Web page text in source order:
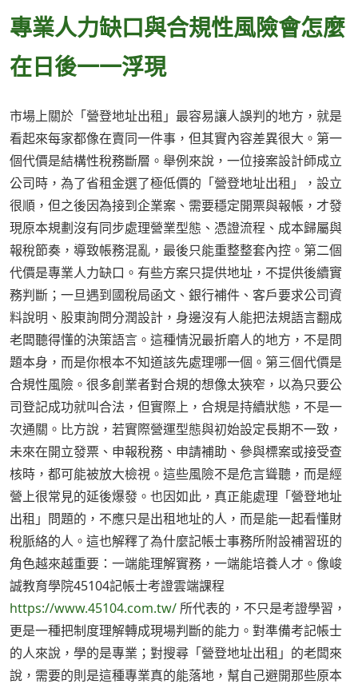
專業人力缺口與合規性風險會怎麼
在日後一一浮現
市場上關於「營登地址出租」最容易讓人誤判的地方，就是
看起來每家都像在賣同一件事，但其實內容差異很大。第一
個代價是結構性稅務斷層。舉例來說，一位接案設計師成立
公司時，為了省租金選了極低價的「營登地址出租」，設立
很順，但之後因為接到企業案、需要穩定開票與報帳，才發
現原本規劃沒有同步處理營業型態、憑證流程、成本歸屬與
報稅節奏，導致帳務混亂，最後只能重整整套內控。第二個
代價是專業人力缺口。有些方案只提供地址，不提供後續實
務判斷；一旦遇到國稅局函文、銀行補件、客戶要求公司資
料說明、股東詢問分潤設計，身邊沒有人能把法規語言翻成
老闆聽得懂的決策語言。這種情況最折磨人的地方，不是問
題本身，而是你根本不知道該先處理哪一個。第三個代價是
合規性風險。很多創業者對合規的想像太狹窄，以為只要公
司登記成功就叫合法，但實際上，合規是持續狀態，不是一
次通關。比方說，若實際營運型態與初始設定長期不一致，
未來在開立發票、申報稅務、申請補助、參與標案或接受查
核時，都可能被放大檢視。這些風險不是危言聳聽，而是經
營上很常見的延後爆發。也因如此，真正能處理「營登地址
出租」問題的，不應只是出租地址的人，而是能一起看懂財
稅脈絡的人。這也解釋了為什麼記帳士事務所附設補習班的
角色越來越重要：一端能理解實務，一端能培養人才。像峻
誠教育學院45104記帳士考證雲端課程
https://www.45104.com.tw/ 所代表的，不只是考證學習，
更是一種把制度理解轉成現場判斷的能力。對準備考記帳士
的人來說，學的是專業；對搜尋「營登地址出租」的老闆來
說，需要的則是這種專業真的能落地，幫自己避開那些原本